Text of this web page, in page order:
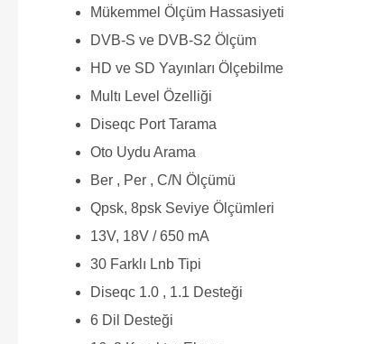
Mükemmel Ölçüm Hassasiyeti
DVB-S ve DVB-S2 Ölçüm
HD ve SD Yayınları Ölçebilme
Multı Level Özelliği
Diseqc Port Tarama
Oto Uydu Arama
Ber , Per , C/N Ölçümü
Qpsk, 8psk Seviye Ölçümleri
13V, 18V / 650 mA
30 Farklı Lnb Tipi
Diseqc 1.0 , 1.1 Desteği
6 Dil Desteği